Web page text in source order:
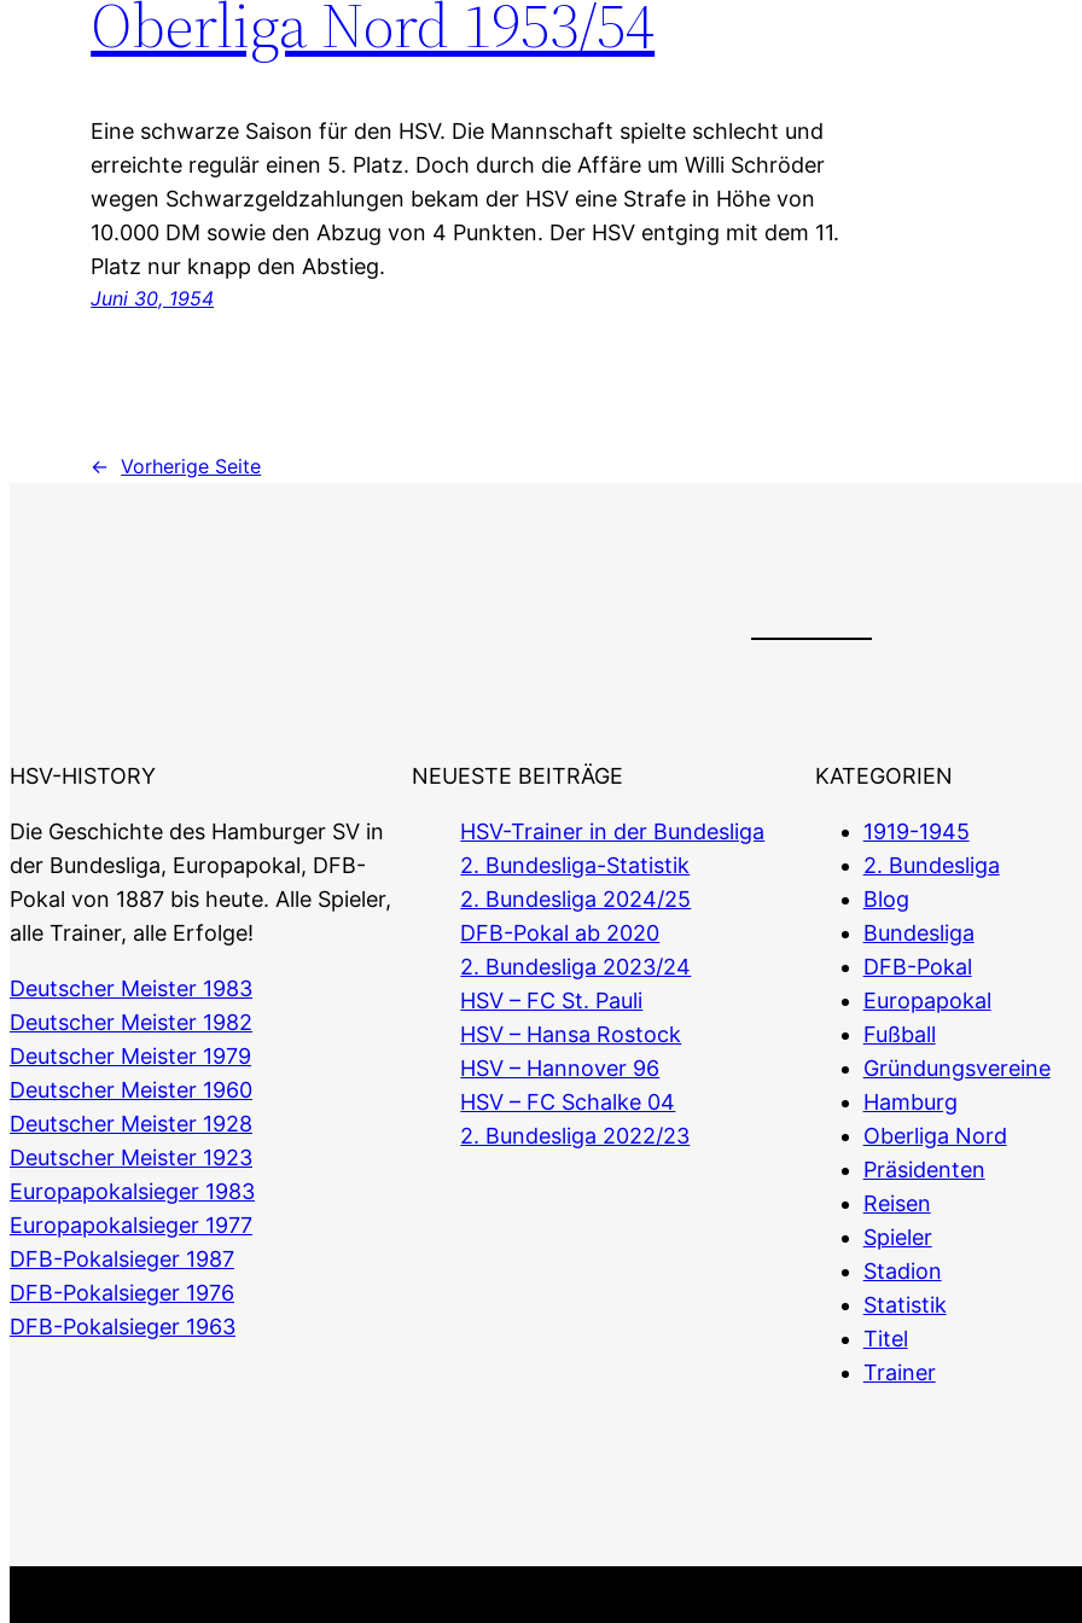
Oberliga Nord 1953/54
Eine schwarze Saison für den HSV. Die Mannschaft spielte schlecht und
erreichte regulär einen 5. Platz. Doch durch die Affäre um Willi Schröder
wegen Schwarzgeldzahlungen bekam der HSV eine Strafe in Höhe von
10.000 DM sowie den Abzug von 4 Punkten. Der HSV entging mit dem 11.
Platz nur knapp den Abstieg.
Juni 30, 1954
← Vorherige Seite
HSV-HISTORY
Die Geschichte des Hamburger SV in
der Bundesliga, Europapokal, DFB-
Pokal von 1887 bis heute. Alle Spieler,
alle Trainer, alle Erfolge!
Deutscher Meister 1983
Deutscher Meister 1982
Deutscher Meister 1979
Deutscher Meister 1960
Deutscher Meister 1928
Deutscher Meister 1923
Europapokalsieger 1983
Europapokalsieger 1977
DFB-Pokalsieger 1987
DFB-Pokalsieger 1976
DFB-Pokalsieger 1963
NEUESTE BEITRÄGE
HSV-Trainer in der Bundesliga
2. Bundesliga-Statistik
2. Bundesliga 2024/25
DFB-Pokal ab 2020
2. Bundesliga 2023/24
HSV – FC St. Pauli
HSV – Hansa Rostock
HSV – Hannover 96
HSV – FC Schalke 04
2. Bundesliga 2022/23
KATEGORIEN
1919-1945
2. Bundesliga
Blog
Bundesliga
DFB-Pokal
Europapokal
Fußball
Gründungsvereine
Hamburg
Oberliga Nord
Präsidenten
Reisen
Spieler
Stadion
Statistik
Titel
Trainer